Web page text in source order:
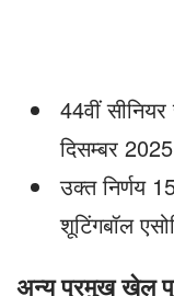
44वीं
दिसम्बर
उक्त निर्णय
शूटिंगबॉल
अन्य प्रमुख खेल